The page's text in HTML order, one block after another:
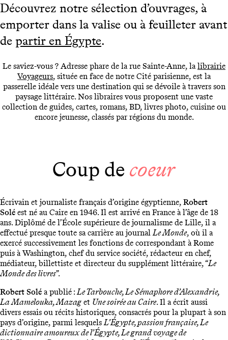
Découvrez notre sélection d’ouvrages, à
emporter dans la valise ou à feuilleter avant
de partir en Égypte.
Le saviez-vous ? Adresse phare de la rue Sainte-Anne, lalibrairie
Voyageurs, située en face de notre Cité parisienne, est la
passerelle idéale vers une destination qui se dévoile à travers son
paysage littéraire. Nos libraires vous proposent une vaste
collection de guides, cartes, romans, BD, livres photo, cuisine ou
encore jeunesse, classés par régions du monde.
Coup de coeur
Écrivain et journaliste français d’origine égyptienne, Robert
Solé est né au Caire en 1946. Il est arrivé en France à l’âge de 18
ans. Diplômé de l’École supérieure de journalisme de Lille, il a
effectué presque toute sa carrière au journal Le Monde, où il a
exercé successivement les fonctions de correspondant à Rome
puis à Washington, chef du service société, rédacteur en chef,
médiateur, billettiste et directeur du supplément littéraire, “Le
Monde des livres”.
Robert Solé a publié :Le Tarbouche, Le Sémaphore d’Alexandrie,
La Mamelouka, Mazaget Une soirée au Caire. Il a écrit aussi
divers essais ou récits historiques, consacrés pour la plupart à son
pays d’origine, parmi lesquels L’Égypte, passion française, Le
dictionnaire amoureux de l’Égypte, Le grand voyage de